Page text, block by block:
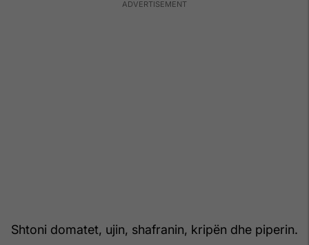
Shtoni domatet, ujin, shafranin, kripën dhe piperin.